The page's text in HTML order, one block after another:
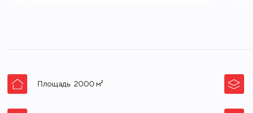
Площадь 2000 м²